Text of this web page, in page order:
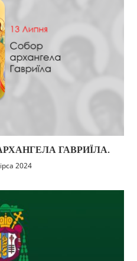
ГАВРИЇЛА.
2024